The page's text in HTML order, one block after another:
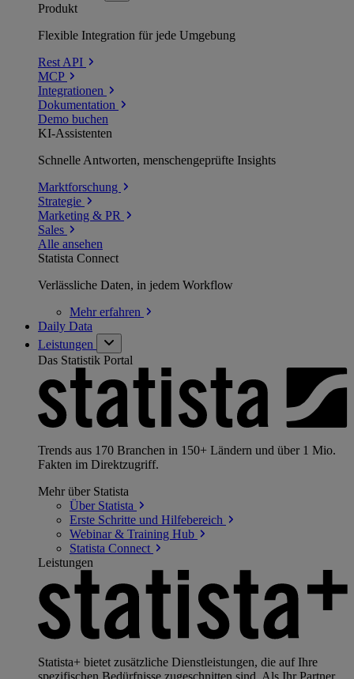
Produkt
Flexible Integration für jede Umgebung
Rest API
MCP
Integrationen
Dokumentation
Demo buchen
KI-Assistenten
Schnelle Antworten, menschengeprüfte Insights
Marktforschung
Strategie
Marketing & PR
Sales
Alle ansehen
Statista Connect
Verlässliche Daten, in jedem Workflow
Mehrerfahren
Daily Data
Leistungen
Das Statistik Portal
Trends aus 170 Branchen in 150+ Ländern und über 1 Mio.
Fakten im Direktzugriff.
Mehr über Statista
Über Statista
Erste Schritte und Hilfebereich
Webinar & Training Hub
Statista Connect
Leistungen
Statista+ bietet zusätzliche Dienstleistungen, die auf Ihre
spezifischen Bedürfnisse zugeschnitten sind. Als Ihr Partner